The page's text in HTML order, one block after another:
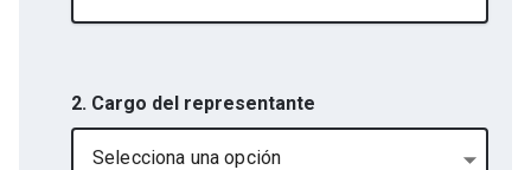
2. Cargo del representante
Selecciona una opción